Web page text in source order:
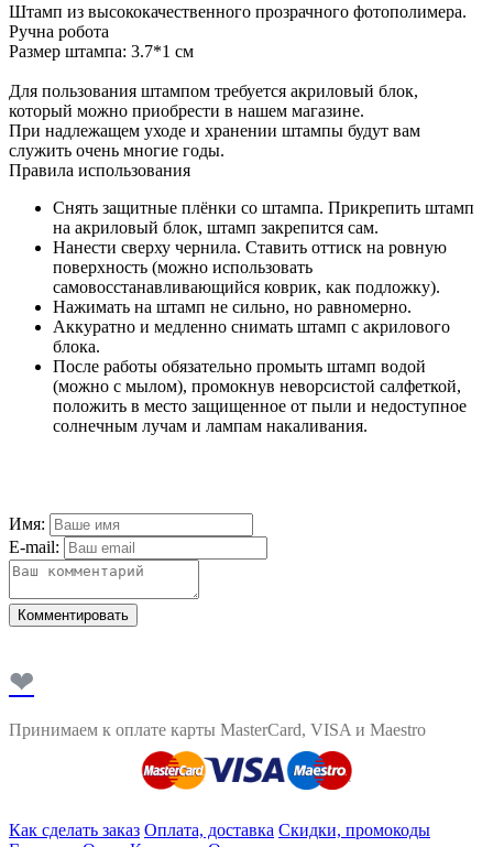
Штамп из высококачественного прозрачного фотополимера.
Ручна робота
Размер штампа: 3.7*1 см
Для пользования штампом требуется акриловый блок,
который можно приобрести в нашем магазине.
При надлежащем уходе и хранении штампы будут вам
служить очень многие годы.
Правила использования
Снять защитные плёнки со штампа. Прикрепить штамп
на акриловый блок, штамп закрепится сам.
Нанести сверху чернила. Ставить оттиск на ровную
поверхность (можно использовать
самовосстанавливающийся коврик, как подложку).
Нажимать на штамп не сильно, но равномерно.
Аккуратно и медленно снимать штамп с акрилового
блока.
После работы обязательно промыть штамп водой
(можно с мылом), промокнув неворсистой салфеткой,
положить в место защищенное от пыли и недоступное
солнечным лучам и лампам накаливания.
Имя:
E-mail:
Комментировать
❤
Принимаем к оплате карты MasterCard, VISA и Maestro
Как сделать заказ Оплата, доставка Скидки, промокоды